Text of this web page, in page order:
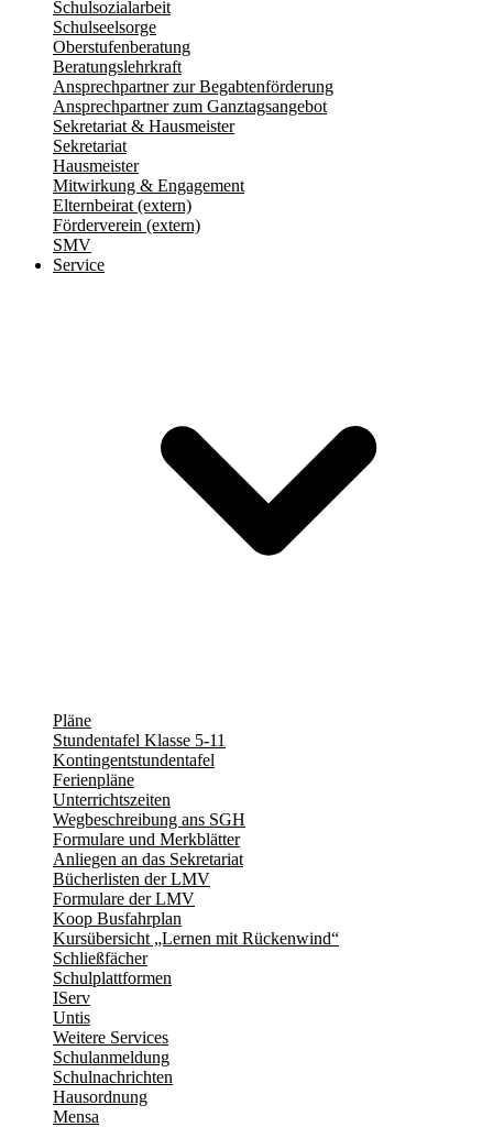
Schulsozialarbeit
Schulseelsorge
Oberstufenberatung
Beratungslehrkraft
Ansprechpartner zur Begabtenförderung
Ansprechpartner zum Ganztagsangebot
Sekretariat & Hausmeister
Sekretariat
Hausmeister
Mitwirkung & Engagement
Elternbeirat (extern)
Förderverein (extern)
SMV
Service
Pläne
Stundentafel Klasse 5-11
Kontingentstundentafel
Ferienpläne
Unterrichtszeiten
Wegbeschreibung ans SGH
Formulare und Merkblätter
Anliegen an das Sekretariat
Bücherlisten der LMV
Formulare der LMV
Koop Busfahrplan
Kursübersicht „Lernen mit Rückenwind“
Schließfächer
Schulplattformen
IServ
Untis
Weitere Services
Schulanmeldung
Schulnachrichten
Hausordnung
Mensa